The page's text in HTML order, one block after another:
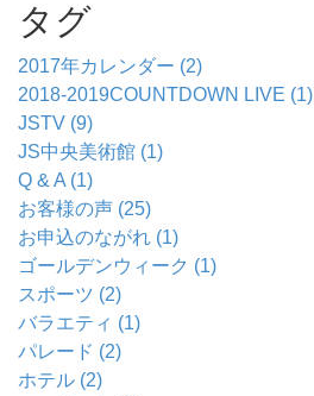
タグ
2017年カレンダー (2)
2018-2019COUNTDOWN LIVE (1)
JSTV (9)
JS中央美術館 (1)
Q & A (1)
お客様の声 (25)
お申込のながれ (1)
ゴールデンウィーク (1)
スポーツ (2)
バラエティ (1)
パレード (2)
ホテル (2)